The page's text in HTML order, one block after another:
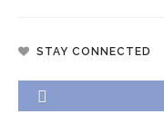
STAY CONNECTED